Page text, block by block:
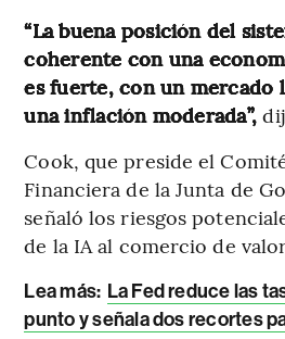
“La buena posición del
coherente con una
es fuerte, con un mercado
una inflación moderada”,
Cook, que preside el
Financiera de la Junta de
señaló los riesgos
de la IA al comercio de
Lea más: La Fed reduce las
punto y señala dos recortes